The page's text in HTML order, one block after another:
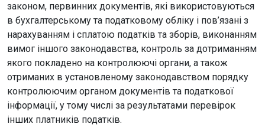
законом, первинних документів, які використовуються
в бухгалтерському та податковому обліку і пов’язані з
нарахуванням і сплатою податків та зборів, виконанням
вимог іншого законодавства, контроль за дотриманням
якого покладено на контролюючі органи, а також
отриманих в установленому законодавством порядку
контролюючим органом документів та податкової
інформації, у тому числі за результатами перевірок
інших платників податків.